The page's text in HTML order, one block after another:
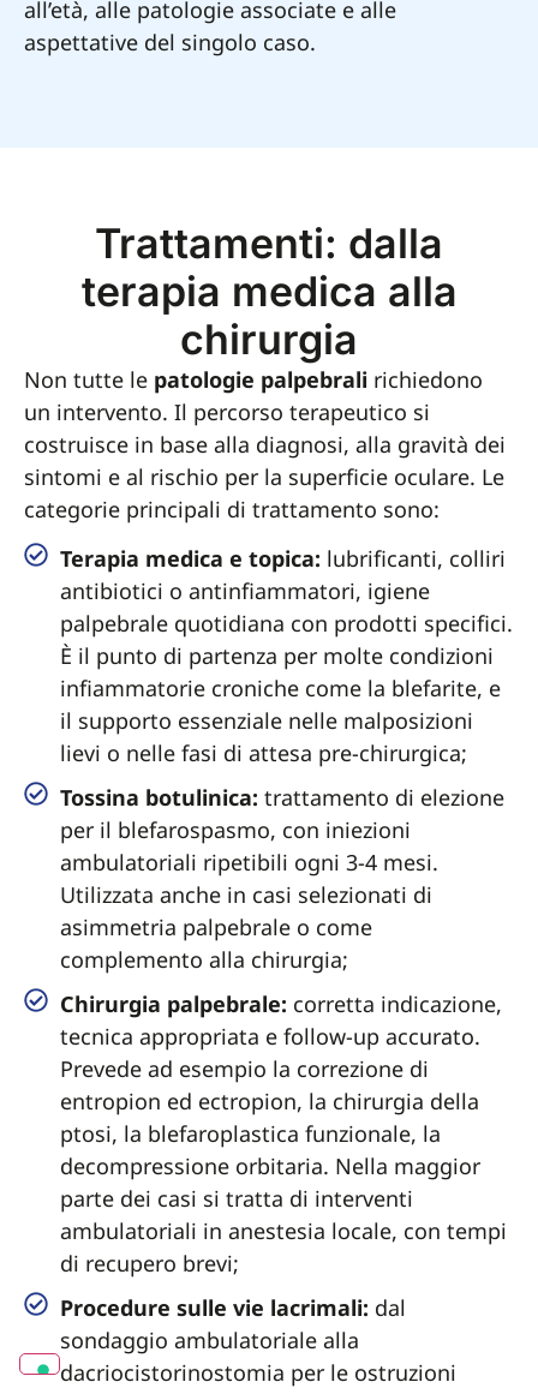
all’età, alle patologie associate e alle
aspettative del singolo caso.
Trattamenti: dalla
terapia medica alla
chirurgia
Non tutte le patologie palpebrali richiedono
un intervento. Il percorso terapeutico si
costruisce in base alla diagnosi, alla gravità dei
sintomi e al rischio per la superficie oculare. Le
categorie principali di trattamento sono:
Terapia medica e topica: lubrificanti, colliri
antibiotici o antinfiammatori, igiene
palpebrale quotidiana con prodotti specifici.
È il punto di partenza per molte condizioni
infiammatorie croniche come la blefarite, e
il supporto essenziale nelle malposizioni
lievi o nelle fasi di attesa pre-chirurgica;
Tossina botulinica: trattamento di elezione
per il blefarospasmo, con iniezioni
ambulatoriali ripetibili ogni 3-4 mesi.
Utilizzata anche in casi selezionati di
asimmetria palpebrale o come
complemento alla chirurgia;
Chirurgia palpebrale: corretta indicazione,
tecnica appropriata e follow-up accurato.
Prevede ad esempio la correzione di
entropion ed ectropion, la chirurgia della
ptosi, la blefaroplastica funzionale, la
decompressione orbitaria. Nella maggior
parte dei casi si tratta di interventi
ambulatoriali in anestesia locale, con tempi
di recupero brevi;
Procedure sulle vie lacrimali: dal
sondaggio ambulatoriale alla
dacriocistorinostomia per le ostruzioni